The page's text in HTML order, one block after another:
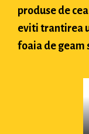
produse de
eviti trantirea
foaia de geam